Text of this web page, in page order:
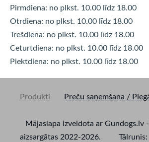
Pirmdiena: no plkst. 10.00 līdz 18.00
Otrdiena: no plkst. 10.00 līdz 18.00
Trešdiena: no plkst. 10.00 līdz 18.00
Ceturtdiena: no plkst. 10.00 līdz 18.00
Piektdiena: no plkst. 10.00 līdz 18.00
Produkti Preču saņemšana /
Mājaslapa izveidota ar Gundogs.lv
aizsargātas 2022-2026. Tālrunis: